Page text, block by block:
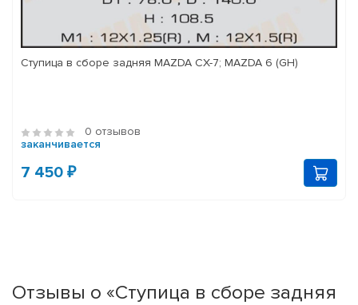
Ступица в сборе задняя MAZDA CX-7; MAZDA 6 (GH)
0 отзывов
заканчивается
7 450 ₽
Отзывы о «Ступица в сборе задняя